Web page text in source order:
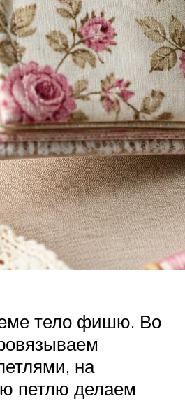
тело фишю. Во
на
петлю делаем